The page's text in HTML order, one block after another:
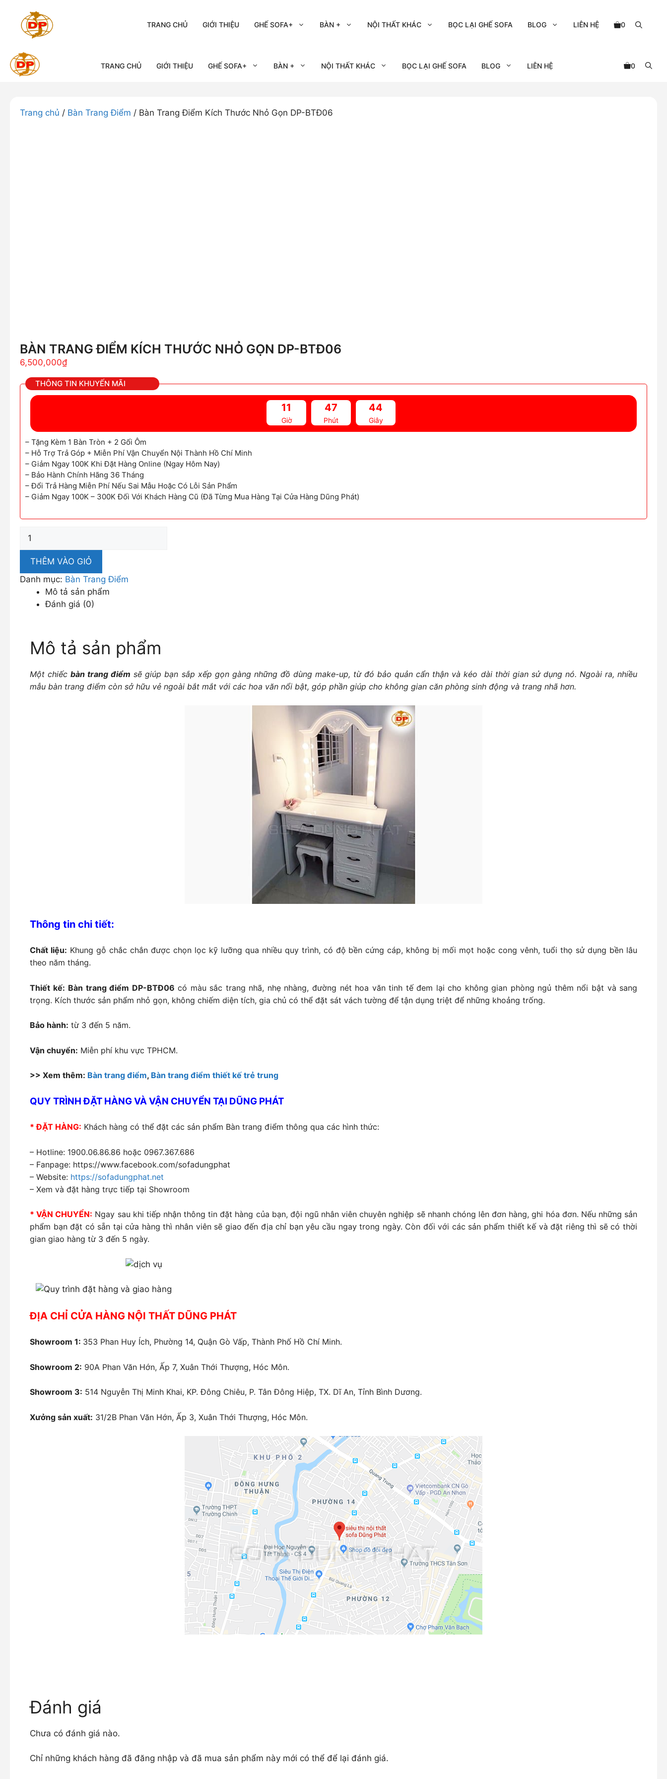
TRANG CHỦ GIỚI THIỆU GHẾ SOFA+ BÀN + NỘI THẤT KHÁC BỌC LẠI GHẾ SOFA BLOG LIÊN HỆ 0
TRANG CHỦ GIỚI THIỆU GHẾ SOFA+ BÀN + NỘI THẤT KHÁC BỌC LẠI GHẾ SOFA BLOG LIÊN HỆ 0
Trang chủ / Bàn Trang Điểm / Bàn Trang Điểm Kích Thước Nhỏ Gọn DP-BTĐ06
BÀN TRANG ĐIỂM KÍCH THƯỚC NHỎ GỌN DP-BTĐ06
6,500,000₫
THÔNG TIN KHUYẾN MÃI
11
Giờ
47
Phút
44
Giây
– Tặng Kèm 1 Bàn Tròn + 2 Gối Ôm
– Hỗ Trợ Trả Góp + Miễn Phí Vận Chuyển Nội Thành Hồ Chí Minh
– Giảm Ngay 100K Khi Đặt Hàng Online (Ngay Hôm Nay)
– Bảo Hành Chính Hãng 36 Tháng
– Đổi Trả Hàng Miễn Phí Nếu Sai Mẫu Hoặc Có Lỗi Sản Phẩm
– Giảm Ngay 100K – 300K Đối Với Khách Hàng Cũ (Đã Từng Mua Hàng Tại Cửa Hàng Dũng Phát)
Trang
Điểm
Thước
lượng
THÊM VÀO GIỎ
Danh mục: Bàn Trang Điểm
Mô tả sản phẩm
Đánh giá (0)
Mô tả sản phẩm
Một chiếcbàn trang điểm sẽ giúp bạn sắp xếp gọn gàng những đồ dùng make-up, từ đó bảo quản cẩn thận và kéo dài thời gian sử dụng nó. Ngoài ra, nhiều
mẫu bàn trang điểm còn sở hữu vẻ ngoài bắt mắt với các hoa văn nổi bật, góp phần giúp cho không gian căn phòng sinh động và trang nhã hơn.
Thông tin chi tiết:
Chất liệu: Khung gỗ chắc chắn được chọn lọc kỹ lưỡng qua nhiều quy trình, có độ bền cứng cáp, không bị mối mọt hoặc cong vênh, tuổi thọ sử dụng bền lâu
theo năm tháng.
Thiết kế: Bàn trang điểm DP-BTĐ06 có màu sắc trang nhã, nhẹ nhàng, đường nét hoa văn tinh tế đem lại cho không gian phòng ngủ thêm nổi bật và sang
trọng. Kích thước sản phẩm nhỏ gọn, không chiếm diện tích, gia chủ có thể đặt sát vách tường để tận dụng triệt để những khoảng trống.
Bảo hành: từ 3 đến 5 năm.
Vận chuyển: Miễn phí khu vực TPHCM.
>> Xem thêm: Bàn trang điểm, Bàn trang điểm thiết kế trẻ trung
QUY TRÌNH ĐẶT HÀNG VÀ VẬN CHUYỂN TẠI DŨNG PHÁT
* ĐẶT HÀNG: Khách hàng có thể đặt các sản phẩm Bàn trang điểm thông qua các hình thức:
– Hotline: 1900.06.86.86 hoặc 0967.367.686
– Fanpage: https://www.facebook.com/sofadungphat
– Website: https://sofadungphat.net
– Xem và đặt hàng trực tiếp tại Showroom
* VẬN CHUYỂN: Ngay sau khi tiếp nhận thông tin đặt hàng của bạn, đội ngũ nhân viên chuyên nghiệp sẽ nhanh chóng lên đơn hàng, ghi hóa đơn. Nếu những sản
phẩm bạn đặt có sẵn tại cửa hàng thì nhân viên sẽ giao đến địa chỉ bạn yêu cầu ngay trong ngày. Còn đối với các sản phẩm thiết kế và đặt riêng thì sẽ có thời
gian giao hàng từ 3 đến 5 ngày.
ĐỊA CHỈ CỬA HÀNG NỘI THẤT DŨNG PHÁT
Showroom 1: 353 Phan Huy Ích, Phường 14, Quận Gò Vấp, Thành Phố Hồ Chí Minh.
Showroom 2: 90A Phan Văn Hớn, Ấp 7, Xuân Thới Thượng, Hóc Môn.
Showroom 3: 514 Nguyễn Thị Minh Khai, KP. Đông Chiêu, P. Tân Đông Hiệp, TX. Dĩ An, Tỉnh Bình Dương.
Xưởng sản xuất: 31/2B Phan Văn Hớn, Ấp 3, Xuân Thới Thượng, Hóc Môn.
Đánh giá
Chưa có đánh giá nào.
Chỉ những khách hàng đã đăng nhập và đã mua sản phẩm này mới có thể để lại đánh giá.